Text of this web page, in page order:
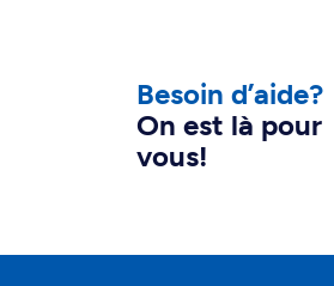
Besoin d’aide?
On est là pour
vous!